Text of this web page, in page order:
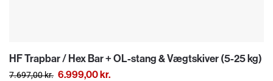
HF Trapbar / Hex Bar + OL-stang & Vægtskiver (5-25 kg)
7.697,00kr. 6.999,00kr.